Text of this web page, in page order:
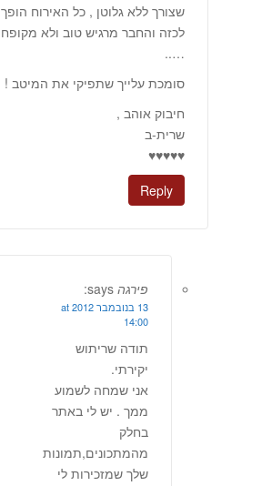
שצורך ללא גלוטן , כל האירוח הופך
לכזה והחבר מרגיש טוב ולא מקופח
…..
סומכת עלייך שתפיקי את המיטב !
חיבוק אוהב ,
שרית-ב
♥♥♥♥♥
Reply
פירגה says:
13 בנובמבר 2012 at
14:00
תודה שריתוש
יקירתי.
אני שמחה לשמוע
ממך . יש לי באתר
בחלק
מהמתכונים,תמונות
שלך שמזכירות לי